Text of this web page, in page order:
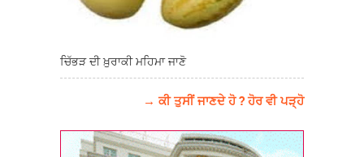
ਚਿੱਭੜ ਦੀ ਖ਼ੁਰਾਕੀ ਮਹਿਮਾ ਜਾਣੋ
→ ਕੀ ਤੁਸੀਂ ਜਾਣਦੇ ਹੋ ? ਹੋਰ ਵੀ ਪੜ੍ਹੋ